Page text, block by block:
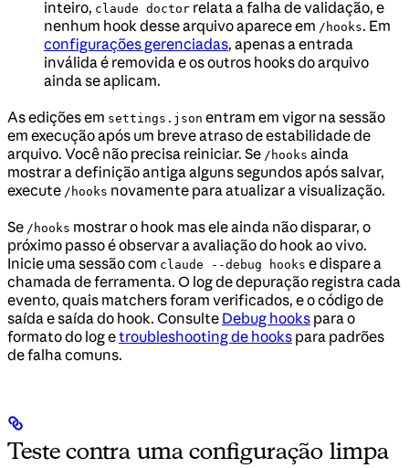
inteiro, claude doctor relata a falha de validação, e
nenhum hook desse arquivo aparece em /hooks. Em
configurações gerenciadas, apenas a entrada
inválida é removida e os outros hooks do arquivo
ainda se aplicam.
As edições em settings.json entram em vigor na sessão
em execução após um breve atraso de estabilidade de
arquivo. Você não precisa reiniciar. Se /hooks ainda
mostrar a definição antiga alguns segundos após salvar,
execute /hooks novamente para atualizar a visualização.
Se /hooks mostrar o hook mas ele ainda não disparar, o
próximo passo é observar a avaliação do hook ao vivo.
Inicie uma sessão com claude --debug hooks e dispare a
chamada de ferramenta. O log de depuração registra cada
evento, quais matchers foram verificados, e o código de
saída e saída do hook. Consulte Debug hooks para o
formato do log etroubleshooting de hooks para padrões
de falha comuns.
Teste contra uma configuração limpa